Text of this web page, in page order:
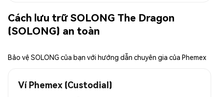
Cách lưu trữ SOLONG The Dragon
(SOLONG) an toàn
Bảo vệ SOLONG của bạn với hướng dẫn chuyên gia của Phemex
Ví Phemex (Custodial)